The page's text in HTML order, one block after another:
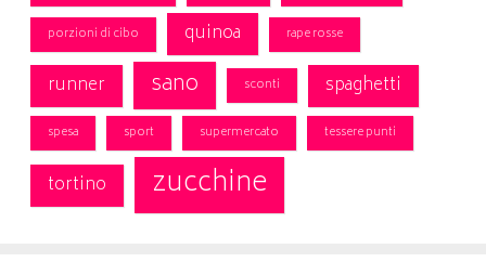
porzioni di cibo quinoa rape rosse
runner sano sconti spaghetti
spesa sport supermercato tessere punti
tortino zucchine